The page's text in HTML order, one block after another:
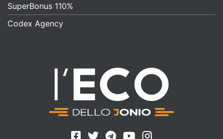
SuperBonus 110%
Codex Agency